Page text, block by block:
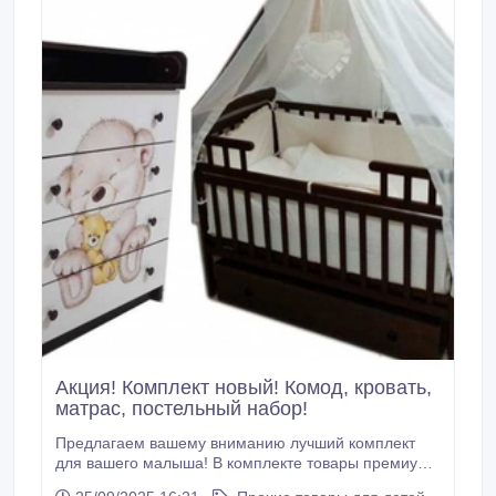
Акция! Комплект новый! Комод, кровать,
матрас, постельный набор!
Предлагаем вашему вниманию лучший комплект
для вашего малыша! В комплекте товары премиум